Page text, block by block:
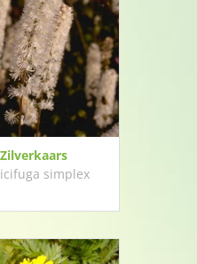
Zilverkaars
simplex